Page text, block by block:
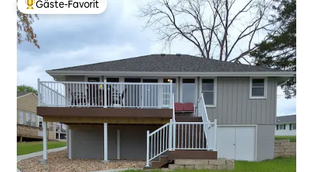
Beliebter Gäste-Favorit.
Gäste-Favorit